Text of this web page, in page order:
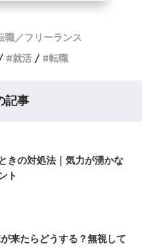
職／フリーランス
就活 転職
記事
きの対処法｜気力が湧かな
ト
来たらどうする？無視して